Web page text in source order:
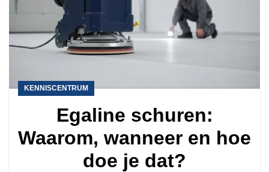
KENNISCENTRUM
Egaline schuren:
Waarom, wanneer en hoe
doe je dat?